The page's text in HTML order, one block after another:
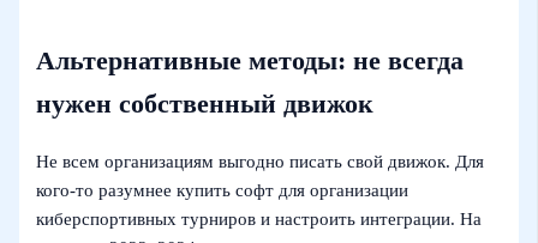
Альтернативные методы: не всегда
нужен собственный движок
Не всем организациям выгодно писать свой движок. Для
кого‑то разумнее купить софт для организации
киберспортивных турниров и настроить интеграции. На